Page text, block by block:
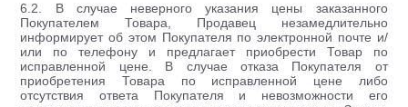
6.2. В случае неверного указания цены заказанного
Покупателем Товара, Продавец незамедлительно
информирует об этом Покупателя по электронной почте и/
или по телефону и предлагает приобрести Товар по
исправленной цене. В случае отказа Покупателя от
приобретения Товара по исправленной цене либо
отсутствия ответа Покупателя и невозможности его